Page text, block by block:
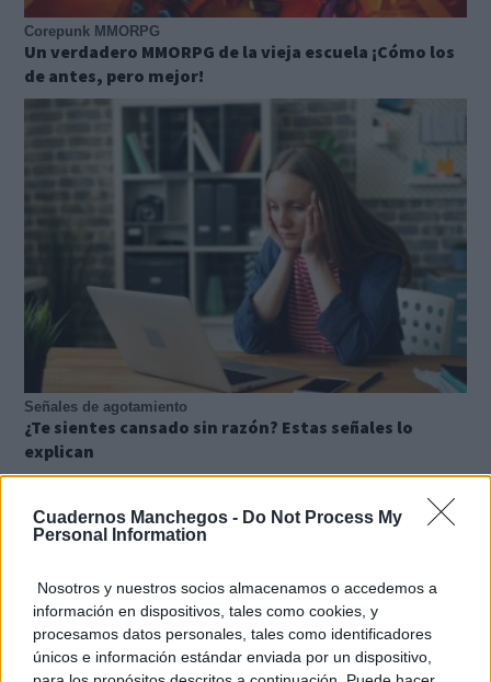
Cuadernos Manchegos - Do Not Process My
Personal Information
Nosotros y nuestros socios almacenamos o accedemos a
información en dispositivos, tales como cookies, y
procesamos datos personales, tales como identificadores
únicos e información estándar enviada por un dispositivo,
Corepunk MMORPG
Un verdadero MMORPG de la vieja escuela ¡Cómo los
de antes, pero mejor!
Señales de agotamiento
¿Te sientes cansado sin razón? Estas señales lo
explican